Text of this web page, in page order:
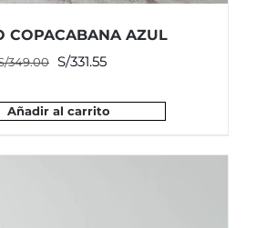
COPACABANA AZUL
349.00 El
original
S/331.55El
actual
Añadir al carrito